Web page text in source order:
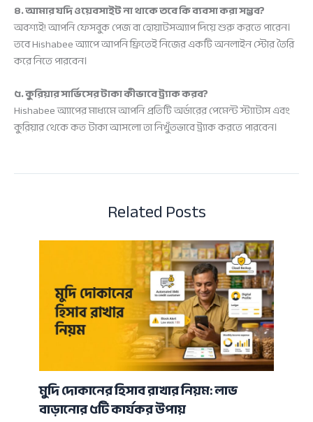
৪. আমার যদি ওয়েবসাইট না থাকে তবে কি ব্যবসা করা সম্ভব?
অবশ্যই! আপনি ফেসবুক পেজ বা হোয়াটসঅ্যাপ দিয়ে শুরু করতে পারেন।
তবে Hishabee অ্যাপে আপনি ফ্রিতেই নিজের একটি অনলাইন স্টোর তৈরি
করে নিতে পারবেন।
৫. কুরিয়ার সার্ভিসের টাকা কীভাবে ট্র্যাক করব?
Hishabee অ্যাপের মাধ্যমে আপনি প্রতিটি অর্ডারের পেমেন্ট স্ট্যাটাস এবং
কুরিয়ার থেকে কত টাকা আসলো তা নিখুঁতভাবে ট্র্যাক করতে পারবেন।
Related Posts
মুদি দোকানের হিসাব রাখার নিয়ম: লাভ
বাড়ানোর ৫টি কার্যকর উপায়